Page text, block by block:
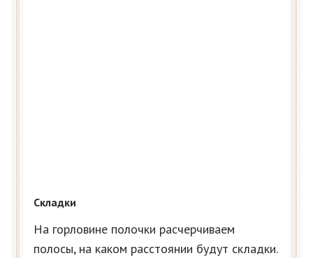
Складки
На горловине полочки расчерчиваем
полосы, на каком расстоянии будут складки.